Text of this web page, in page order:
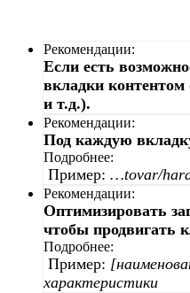
Рекомендации:
Если есть
вкладки
и т.д.).
Рекомендации:
Под каждую
Подробнее:
Пример: …tovar/
Рекомендации:
Оптимизировать
чтобы продвигать
Подробнее:
Пример:
характеристики